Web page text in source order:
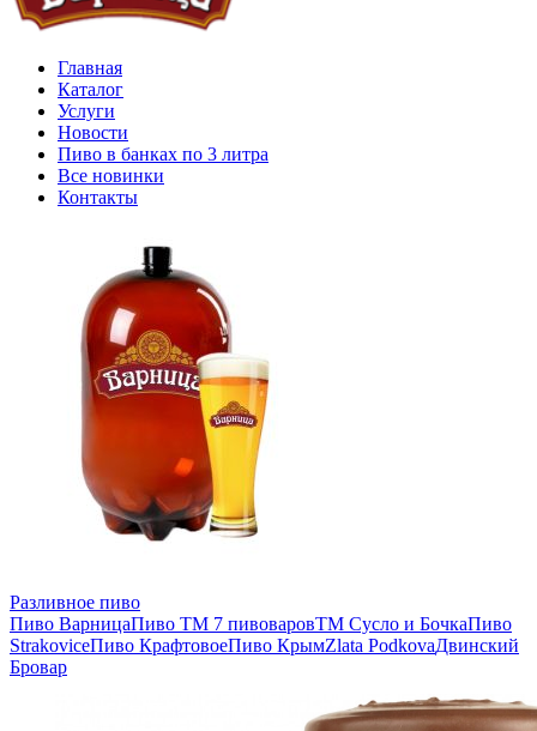
Главная
Каталог
Услуги
Новости
Пиво в банках по 3 литра
Все новинки
Контакты
Разливное пиво
Пиво ВарницаПиво ТМ 7 пивоваровТМ Сусло и БочкаПиво
StrakoviceПиво КрафтовоеПиво КрымZlata PodkovaДвинский
Бровар